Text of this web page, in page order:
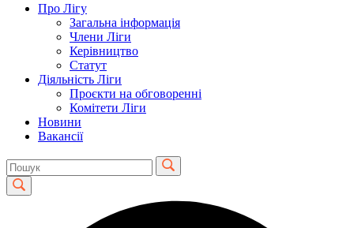
Про Лігу
Загальна інформація
Члени Ліги
Керівництво
Статут
Діяльність Ліги
Проєкти на обговоренні
Комітети Ліги
Новини
Вакансії